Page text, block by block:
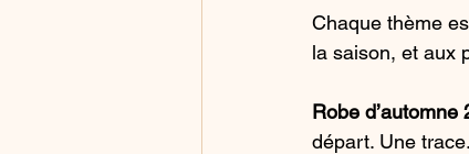
Chaque thème
la saison, et aux
Robe d’automne
départ. Une